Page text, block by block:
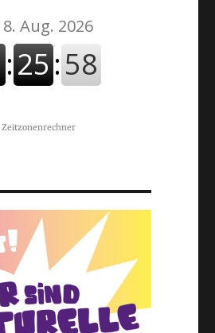
Zeitzonenrechner